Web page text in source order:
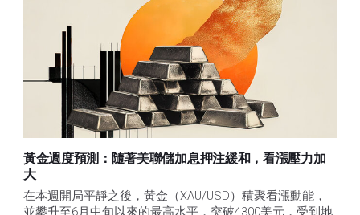
黃金週度預測：隨著美聯儲加息押注緩和，看漲壓力加
大
在本週開局平靜之後，黃金（XAU/USD）積聚看漲動能，
並攀升至6月中旬以來的最高水平，突破4300美元，受到地